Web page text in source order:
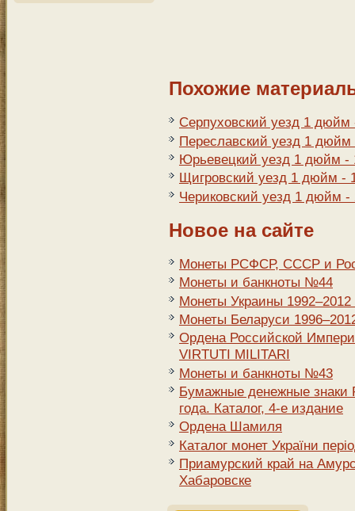
Похожие
Серпуховский уезд 1 дюйм
Переславский уезд 1 дюйм
Юрьевецкий уезд 1 дюйм -
Щигровский уезд 1 дюйм -
Чериковский уезд 1 дюйм -
Новое на сайте
Монеты РСФСР, СССР и
Монеты и банкноты №44
Монеты Украины 1992–2012
Монеты Беларуси
Ордена Российской
VIRTUTI MILITARI
Монеты и банкноты №43
Бумажные денежные знаки
года. Каталог, 4-е издание
Ордена Шамиля
Каталог монет України
Приамурский край на
Хабаровске